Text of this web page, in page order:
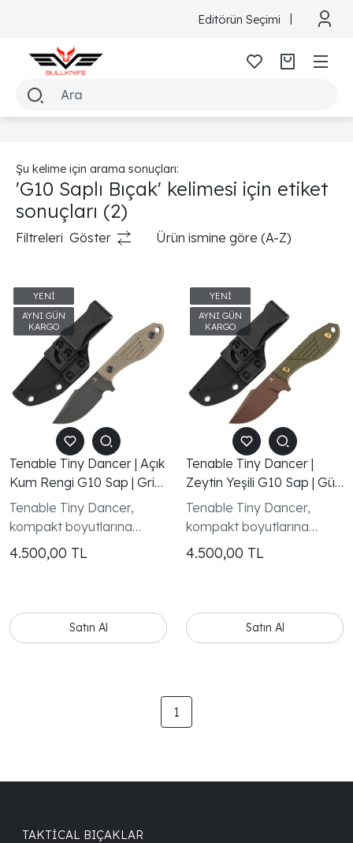
Editörün Seçimi
Şu kelime için arama sonuçları:
'G10 Saplı Bıçak' kelimesi için etiket
sonuçları (2)
Filtreleri Göster Ürün ismine göre (A-Z)
Tenable Tiny Dancer | Açık
Kum Rengi G10 Sap | Gri
TiCN Kaplamalı D2 Çelik
Full Tang Taktik Bıçak
Tenable Tiny Dancer,
kompakt boyutlarına
rağmen yüksek dayanıklılık
sunan, full tang yapıya
bıçaktır
4.500,00 TL
Satın Al
Tenable Tiny Dancer |
Zeytin Yeşili G10 Sap | Gül
Altın Kaplamalı D2 Çelik
Full Tang Taktik Bıçak
Tenable Tiny Dancer,
kompakt boyutlarına
rağmen yüksek dayanıklılık
sunan, full tang yapıya
bıçaktır
4.500,00 TL
Satın Al
1
TAKTICAL BIÇAKLAR